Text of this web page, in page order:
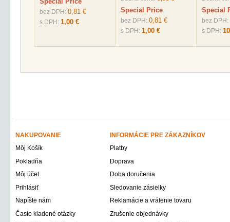
bez DPH: 0,81 €
s DPH: 1,00 €
Special Price
bez DPH: 0,81 €
s DPH: 1,00 €
Special
bez DPH:
s DPH:
NAKUPOVANIE
INFORMÁCIE PRE ZÁKAZNÍKOV
Môj Košík
Platby
Pokladňa
Doprava
Môj účet
Doba doručenia
Prihlásiť
Sledovanie zásielky
Napíšte nám
Reklamácie a vrátenie tovaru
Často kladené otázky
Zrušenie objednávky